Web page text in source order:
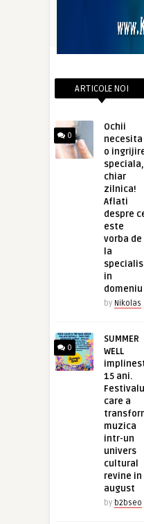
ARTICOLE NOI
0
Ochii
necesita
o
speciala,
chiar
zilnica!
Aflati
despre
este
vorba de
la
in
domeniu
by Nikolas
0
SUMMER
WELL
15 ani.
Festivalul
care a
muzica
intr-un
univers
cultural
revine in
august
by b2bseo